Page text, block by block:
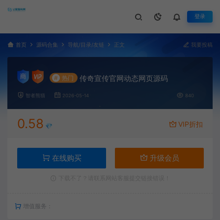
登录
首页 源码合集 导航/目录/友链 正文 我要投稿
# 热门 传奇宣传官网动态网页源码
智者熊猫 2026-05-14 840
0.58 💎 VIP折扣
在线购买 升级会员
增值服务：